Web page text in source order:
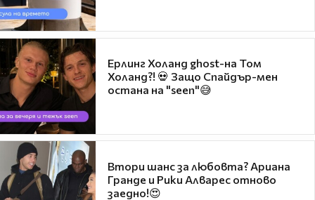
Ерлинг Холанд ghost-на Том
Холанд?! 💀 Защо Спайдър-мен
остана на "seen"😅
Втори шанс за любовта? Ариана
Гранде и Рики Алварес отново
заедно!😍